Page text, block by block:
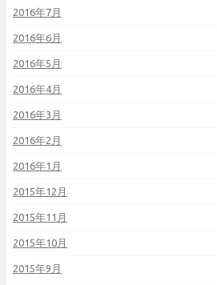
2016年7月
2016年6月
2016年5月
2016年4月
2016年3月
2016年2月
2016年1月
2015年12月
2015年11月
2015年10月
2015年9月